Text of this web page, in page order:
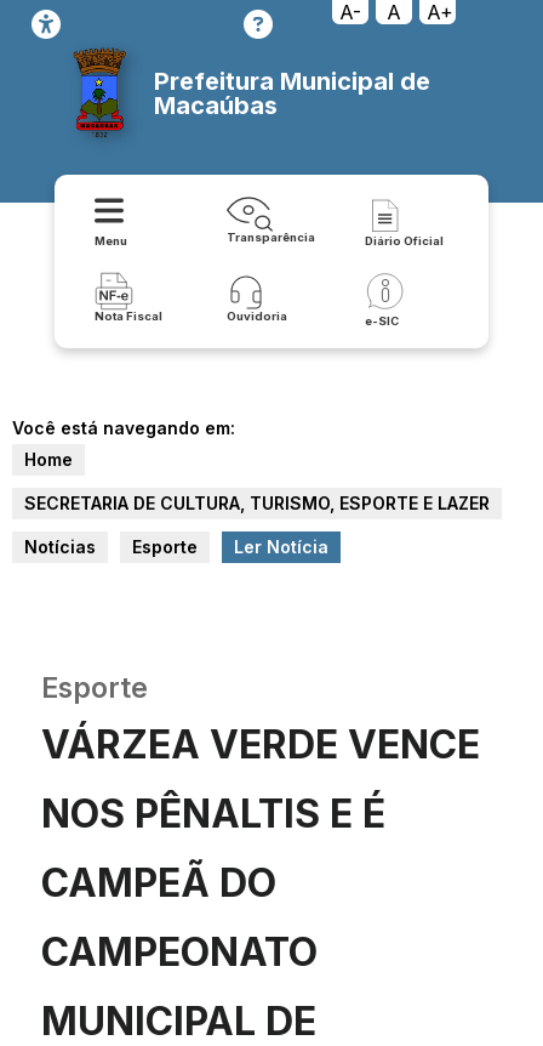
A- A A+
Prefeitura Municipal de
Macaúbas
Menu Transparência Diário Oficial
Nota Fiscal Ouvidoria e-SIC
Você está navegando em:
Home
SECRETARIA DE CULTURA, TURISMO, ESPORTE E LAZER
Notícias Esporte Ler Notícia
Esporte
VÁRZEA VERDE VENCE
NOS PÊNALTIS E É
CAMPEÃ DO
CAMPEONATO
MUNICIPAL DE